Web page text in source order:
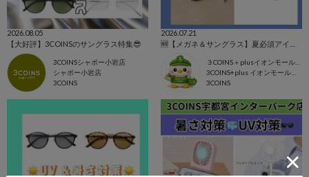
2026.08.05
【大好評】3COINSのサングラス特集😎
3COINSシャポー小岩店
シャポー小岩店
3COINS
2026.07.21
3COINS